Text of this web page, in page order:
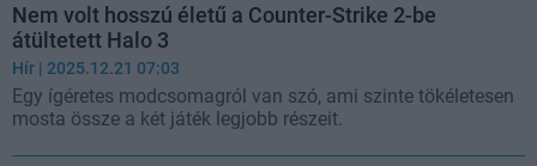
Nem volt hosszú életű a Counter-Strike 2-be
átültetett Halo 3
Hír | 2025.12.21 07:03
Egy ígéretes modcsomagról van szó, ami szinte tökéletesen
mosta össze a két játék legjobb részeit.